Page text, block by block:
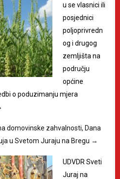
u se vlasnici ili
posjednici
poljoprivredn
og i drugog
zemljišta na
području
općine
o poduzimanju mjera
domovinske zahvalnosti, Dana
u Svetom Juraju na Bregu →
UDVDR Sveti
Juraj na